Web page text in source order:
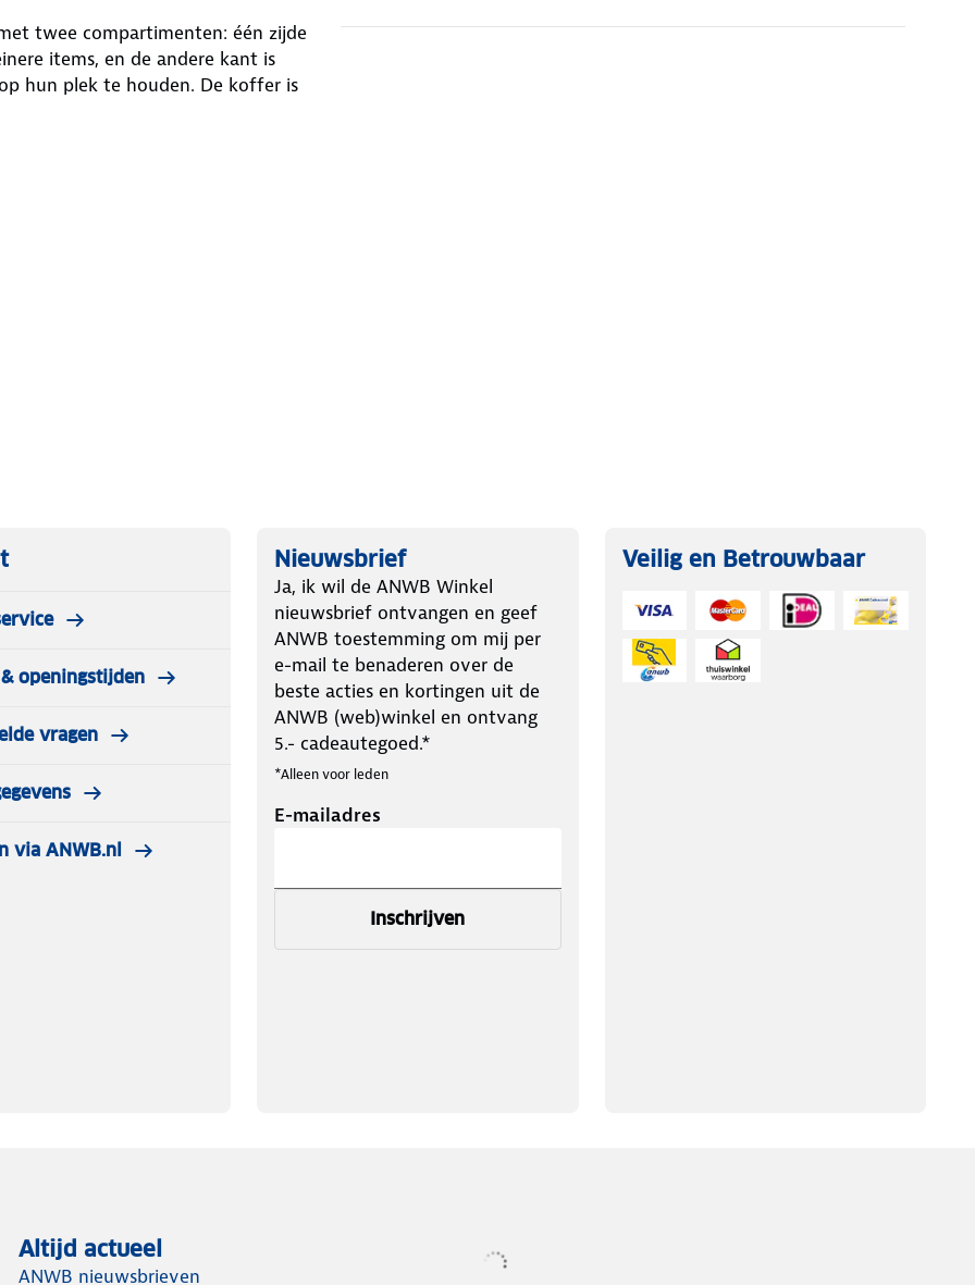
twee compartimenten: één zijde
items, en de andere kant is
hun plek te houden. De koffer is
reizen of langere verblijven.
openingstijden
vragen
via ANWB.nl
Nieuwsbrief
Ja, ik wil de ANWB Winkel
nieuwsbrief ontvangen en geef
ANWB toestemming om mij per
e-mail te benaderen over de
beste acties en kortingen uit de
ANWB (web)winkel en ontvang
5.- cadeautegoed.*
*Alleen voor leden
E-mailadres
Inschrijven
Veilig en Betrouwbaar
Altijd actueel
ANWB nieuwsbrieven